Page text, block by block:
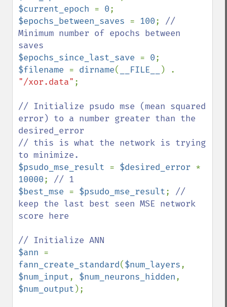
$current_epoch = 0
$epochs_between_saves = 100; //
Minimum number of epochs between
$epochs_since_last_save = 0
$filename = dirname( __FILE__
"/xor.data" ;
// Initialize psudo mse (mean squared
error) to a number greater than the
desired_error
// this is what the network is trying
$psudo_mse_result = $desired_error
10000;
$best_mse = $psudo_mse_result; //
keep the last best seen MSE network
score here
$ann
fann_create_standard($num_layers
$num_input, $num_neurons_hidden
$num_output );